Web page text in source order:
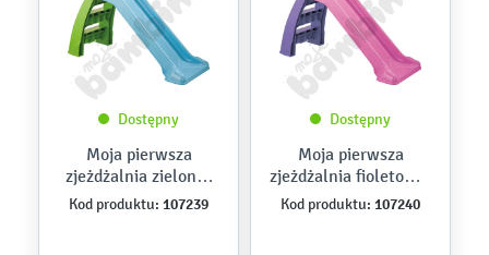
Dostępny
Moja pierwsza
zjeżdżalnia zielono-
niebieska
Kod produktu: 107239
Dostępny
Moja pierwsza
zjeżdżalnia fioletowo-
różowa
Kod produktu: 107240